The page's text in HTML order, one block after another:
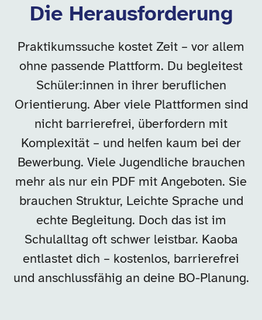
Die Herausforderung
Praktikumssuche kostet Zeit – vor allem
ohne passende Plattform. Du begleitest
Schüler:innen in ihrer beruflichen
Orientierung. Aber viele Plattformen sind
nicht barrierefrei, überfordern mit
Komplexität – und helfen kaum bei der
Bewerbung. Viele Jugendliche brauchen
mehr als nur ein PDF mit Angeboten. Sie
brauchen Struktur, Leichte Sprache und
echte Begleitung. Doch das ist im
Schulalltag oft schwer leistbar. Kaoba
entlastet dich – kostenlos, barrierefrei
und anschlussfähig an deine BO-Planung.